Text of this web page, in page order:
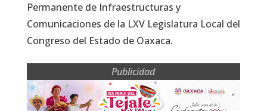
Permanente de Infraestructuras y
Comunicaciones de la LXV Legislatura Local del
Congreso del Estado de Oaxaca.
Publicidad